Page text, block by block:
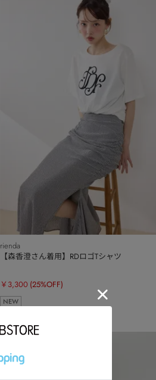
rienda
【森香澄さん着用】RDロゴTシャツ
￥3,300 (25%OFF)
NEW